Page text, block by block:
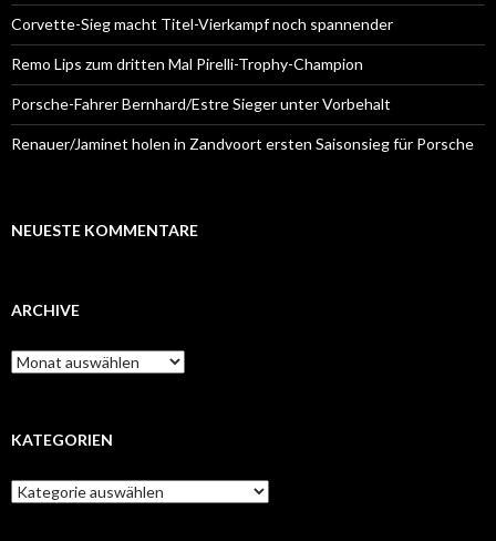
Corvette-Sieg macht Titel-Vierkampf noch spannender
Remo Lips zum dritten Mal Pirelli-Trophy-Champion
Porsche-Fahrer Bernhard/Estre Sieger unter Vorbehalt
Renauer/Jaminet holen in Zandvoort ersten Saisonsieg für Porsche
NEUESTE KOMMENTARE
ARCHIVE
A
r
i
e
KATEGORIEN
K
a